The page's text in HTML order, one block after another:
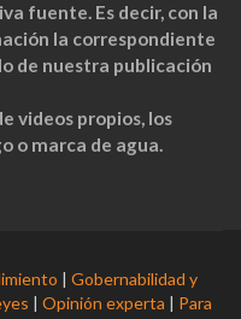
fuente. Es decir, con la
la correspondiente
de nuestra publicación
videos propios, los
o marca de agua.
| Gobernabilidad y
| Opinión experta | Para